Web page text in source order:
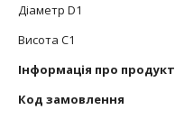
Діаметр D1
Висота С1
Інформація про продукт
Код замовлення